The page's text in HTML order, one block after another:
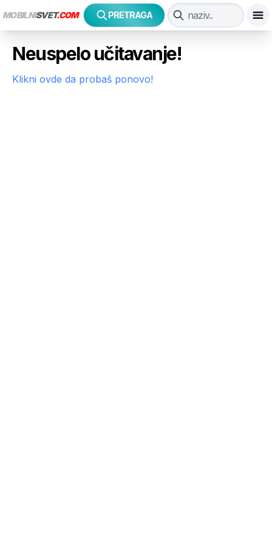
MOBILNISVET.COM PRETRAGA
Neuspelo učitavanje!
Klikni ovde da probaš ponovo!